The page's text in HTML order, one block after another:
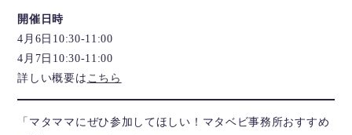
開催日時
4月6日10:30-11:00
4月7日10:30-11:00
詳しい概要は こちら
「マタママにぜひ参加してほしい！マタベビ事務所おすすめ